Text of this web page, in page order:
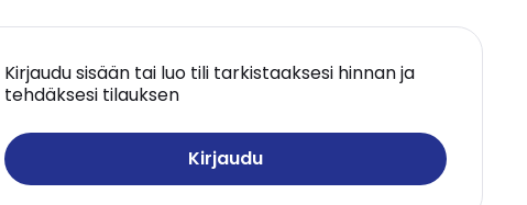
Kirjaudu sisään tai luo tili tarkistaaksesi hinnan ja
tehdäksesi tilauksen
Kirjaudu